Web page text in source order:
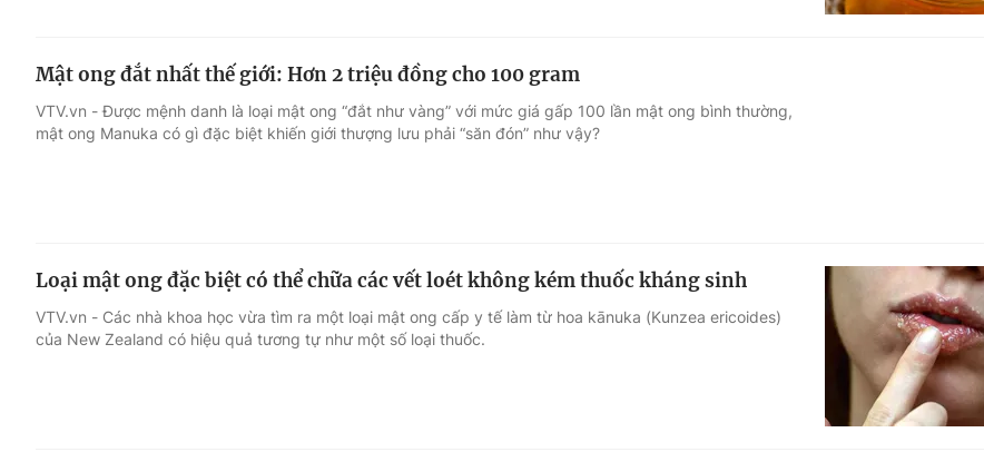
Mật ong đắt nhất thế giới: Hơn 2 triệu đồng cho 100 gram
VTV.vn - Được mệnh danh là loại mật ong “đắt như vàng” với mức giá gấp 100 lần mật ong bình thường,
mật ong Manuka có gì đặc biệt khiến giới thượng lưu phải “săn đón” như vậy?
Loại mật ong đặc biệt có thể chữa các vết loét không kém thuốc kháng sinh
VTV.vn - Các nhà khoa học vừa tìm ra một loại mật ong cấp y tế làm từ hoa kānuka (Kunzea ericoides)
của New Zealand có hiệu quả tương tự như một số loại thuốc.